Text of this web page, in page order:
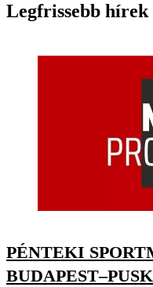
Legfrissebb hírek
PÉNTEKI